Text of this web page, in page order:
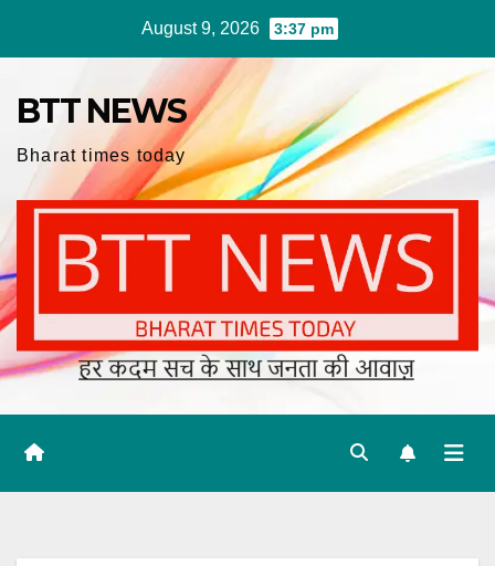
August 9, 2026 3:37 pm
BTT NEWS
Bharat times today